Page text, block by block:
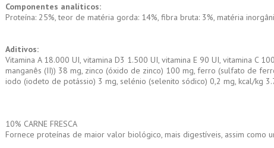
Componentes analíticos:
Proteína: 25%, teor de matéria gorda: 14%, fibra bruta: 3%, matéria
Aditivos:
Vitamina A 18.000 UI, vitamina D3 1.500 UI, vitamina E 90 UI, vitamina C
manganês (II)) 38 mg, zinco (óxido de zinco) 100 mg, ferro (sulfato de
iodo (iodeto de potássio) 3 mg, selénio (selenito sódico) 0,2 mg, kcal/kg
10% CARNE FRESCA
Fornece proteínas de maior valor biológico, mais digestíveis, assim como